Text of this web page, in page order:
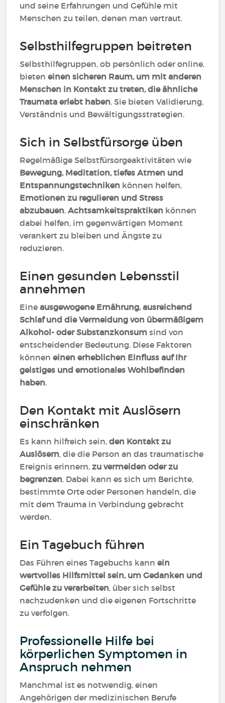
und seine Erfahrungen und Gefühle mit
Menschen zu teilen, denen man vertraut.
Selbsthilfegruppen beitreten
Selbsthilfegruppen, ob persönlich oder online,
bieteneinen sicheren Raum, um mit anderen
Menschen in Kontakt zu treten, die ähnliche
Traumata erlebt haben. Sie bieten Validierung,
Verständnis und Bewältigungsstrategien.
Sich in Selbstfürsorge üben
Regelmäßige Selbstfürsorgeaktivitäten wie
Bewegung, Meditation, tiefes Atmen und
Entspannungstechniken können helfen,
Emotionen zu regulieren und Stress
abzubauen.Achtsamkeitspraktiken können
dabei helfen, im gegenwärtigen Moment
verankert zu bleiben und Ängste zu
reduzieren.
Einen gesunden Lebensstil
annehmen
Eineausgewogene Ernährung, ausreichend
Schlaf und die Vermeidung von übermäßigem
Alkohol- oder Substanzkonsumsind von
entscheidender Bedeutung. Diese Faktoren
könneneinen erheblichen Einfluss auf Ihr
geistiges und emotionales Wohlbefinden
haben.
Den Kontakt mit Auslösern
einschränken
Es kann hilfreich sein,den Kontakt zu
Auslösern, die die Person an das traumatische
Ereignis erinnern,zu vermeiden oder zu
begrenzen. Dabei kann es sich um Berichte,
bestimmte Orte oder Personen handeln, die
mit dem Trauma in Verbindung gebracht
werden.
Ein Tagebuch führen
Das Führen eines Tagebuchs kannein
wertvolles Hilfsmittel sein, um Gedanken und
Gefühle zu verarbeiten, über sich selbst
nachzudenken und die eigenen Fortschritte
zu verfolgen.
Professionelle Hilfe bei
körperlichen Symptomen in
Anspruch nehmen
Manchmal ist es notwendig, einen
Angehörigen der medizinischen Berufe